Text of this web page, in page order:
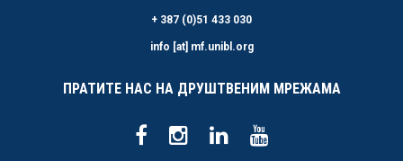
+ 387 (0)51 433 030
info [at] mf.unibl.org
ПРАТИТЕ НАС НА ДРУШТВЕНИМ МРЕЖАМА